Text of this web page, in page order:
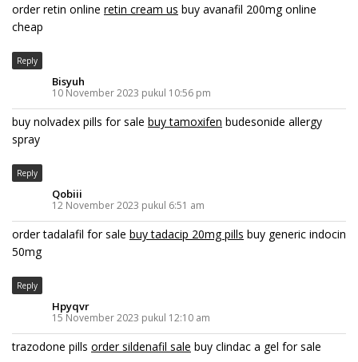
order retin online retin cream us buy avanafil 200mg online
cheap
Reply
Bisyuh
10 November 2023 pukul 10:56 pm
buy nolvadex pills for sale buy tamoxifen budesonide allergy
spray
Reply
Qobiii
12 November 2023 pukul 6:51 am
order tadalafil for sale buy tadacip 20mg pills buy generic indocin
50mg
Reply
Hpyqvr
15 November 2023 pukul 12:10 am
trazodone pills order sildenafil sale buy clindac a gel for sale